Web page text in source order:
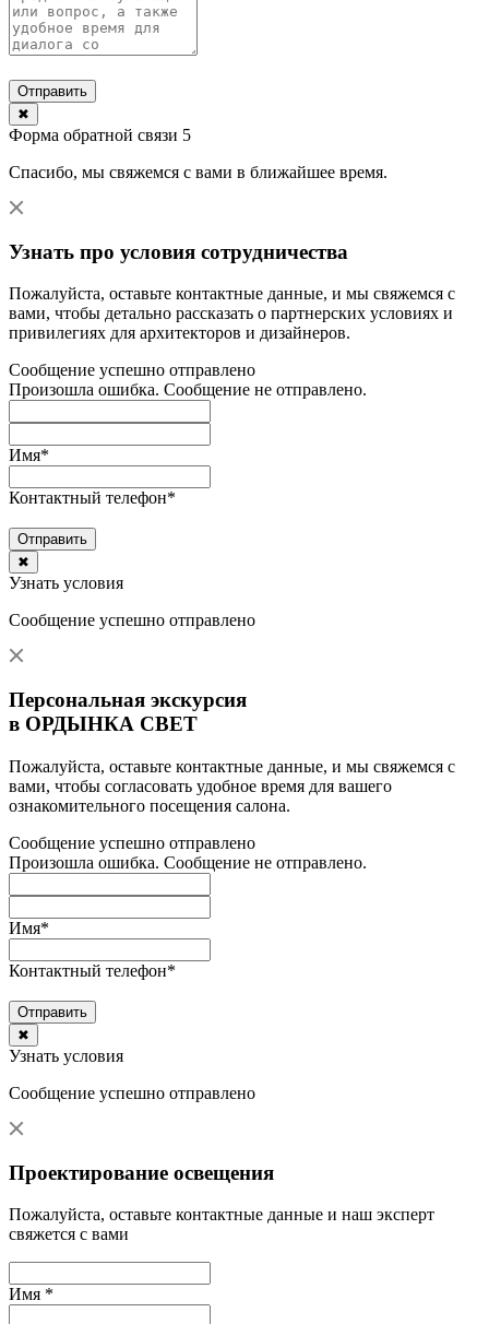
Отправить
✖
Форма обратной связи 5
Спасибо, мы свяжемся с вами в ближайшее время.
Узнать про условия сотрудничества
Пожалуйста, оставьте контактные данные, и мы свяжемся с
вами, чтобы детально рассказать о партнерских условиях и
привилегиях для архитекторов и дизайнеров.
Сообщение успешно отправлено
Произошла ошибка. Сообщение не отправлено.
Имя*
Контактный телефон*
Отправить
✖
Узнать условия
Сообщение успешно отправлено
Персональная экскурсия
в ОРДЫНКА СВЕТ
Пожалуйста, оставьте контактные данные, и мы свяжемся с
вами, чтобы согласовать удобное время для вашего
ознакомительного посещения салона.
Сообщение успешно отправлено
Произошла ошибка. Сообщение не отправлено.
Имя*
Контактный телефон*
Отправить
✖
Узнать условия
Сообщение успешно отправлено
Проектирование освещения
Пожалуйста, оставьте контактные данные и наш эксперт
свяжется с вами
Имя *